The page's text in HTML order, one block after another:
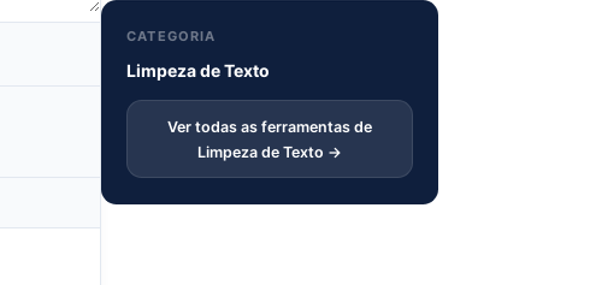
CATEGORIA
Limpeza de Texto
Ver todas as ferramentas de
Limpeza de Texto →